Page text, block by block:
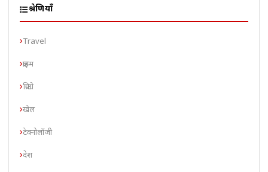
श्रेणियाँ
Travel
क्राइम
क्रिप्टो
खेल
टेक्नोलॉजी
देश